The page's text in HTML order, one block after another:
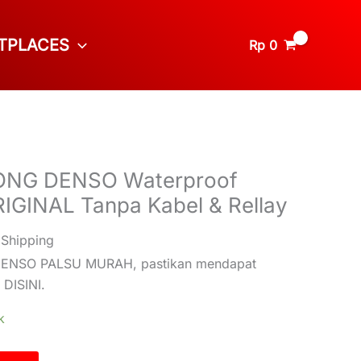
Rp 0
DENSO Waterproof
Tanpa Kabel & Rellay
PALSU MURAH, pastikan mendapat